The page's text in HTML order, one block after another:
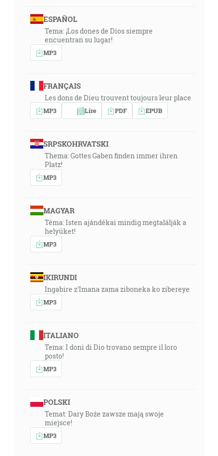
ESPAÑOL
Tema: ¡Los dones de Dios siempre
encuentran su lugar!
MP3
FRANÇAIS
Les dons de Dieu trouvent toujours leur place
MP3 Lire PDF EPUB
SRPSKOHRVATSKI
Thema: Gottes Gaben finden immer ihren
Platz!
MP3
MAGYAR
Téma: Isten ajándékai mindig megtalálják a
helyüket!
MP3
IKIRUNDI
Ingabire z'Imana zama ziboneka ko zibereye
MP3
ITALIANO
Tema: I doni di Dio trovano sempre il loro
posto!
MP3
POLSKI
Temat: Dary Boże zawsze mają swoje
miejsce!
MP3